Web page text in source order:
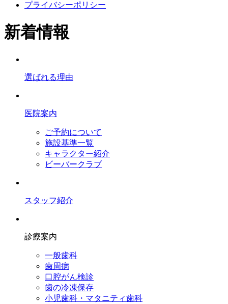
プライバシーポリシー
新着情報
選ばれる理由
医院案内
ご予約について
施設基準一覧
キャラクター紹介
ビーバークラブ
スタッフ紹介
診療案内
一般歯科
歯周病
口腔がん検診
歯の冷凍保存
小児歯科・マタニティ歯科